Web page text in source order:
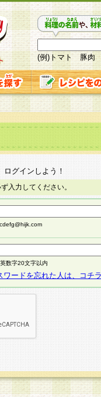
(例)トマト 豚肉
グインしよう！
入力してください。
数字20文字以内
ードを忘れた人は、コチ